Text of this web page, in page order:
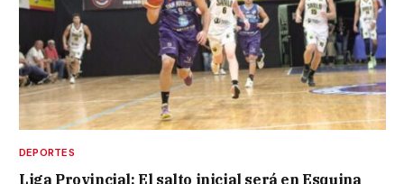
DEPORTES
Liga Provincial: El salto inicial será en Esquina